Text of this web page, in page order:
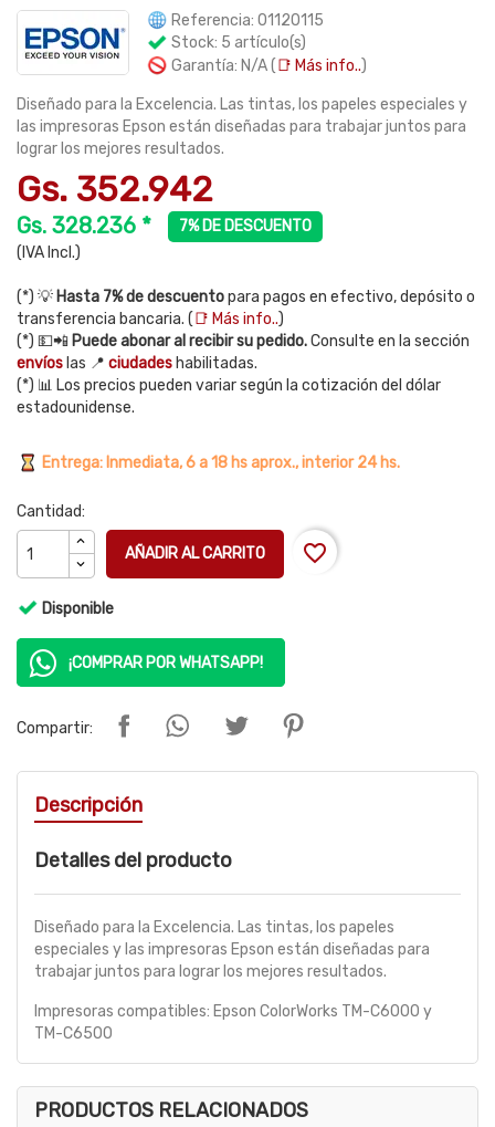
Referencia: 01120115
Stock: 5 artículo(s)
Garantía: N/A (📑 Más info..)
Diseñado para la Excelencia. Las tintas, los papeles especiales y
las impresoras Epson están diseñadas para trabajar juntos para
lograr los mejores resultados.
Gs. 352.942
Gs. 328.236 *
7% DE DESCUENTO
(IVA Incl.)
(*) 💡 Hasta 7% de descuentopara pagos en efectivo, depósito o
transferencia bancaria. (📑 Más info..)
(*) 💵📲 Puede abonar al recibir su pedido.Consulte en la sección
envíos las 📍 ciudades habilitadas.
(*) 📊 Los precios pueden variar según la cotización del dólar
estadounidense.
Entrega: Inmediata, 6 a 18 hs aprox., interior 24 hs.
Cantidad:
AÑADIR AL CARRITO favorite_border
Disponible
¡COMPRAR POR WHATSAPP!
Compartir:
Descripción
Detalles del producto
Diseñado para la Excelencia. Las tintas, los papeles
especiales y las impresoras Epson están diseñadas para
trabajar juntos para lograr los mejores resultados.
Impresoras compatibles: Epson ColorWorks TM-C6000 y
TM-C6500
PRODUCTOS RELACIONADOS